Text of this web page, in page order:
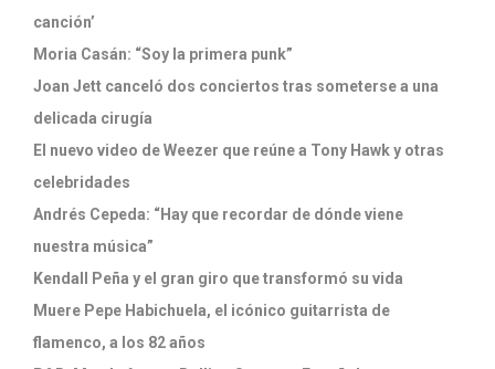
canción’
Moria Casán: “Soy la primera punk”
Joan Jett canceló dos conciertos tras someterse a una
delicada cirugía
El nuevo video de Weezer que reúne a Tony Hawk y otras
celebridades
Andrés Cepeda: “Hay que recordar de dónde viene
nuestra música”
Kendall Peña y el gran giro que transformó su vida
Muere Pepe Habichuela, el icónico guitarrista de
flamenco, a los 82 años